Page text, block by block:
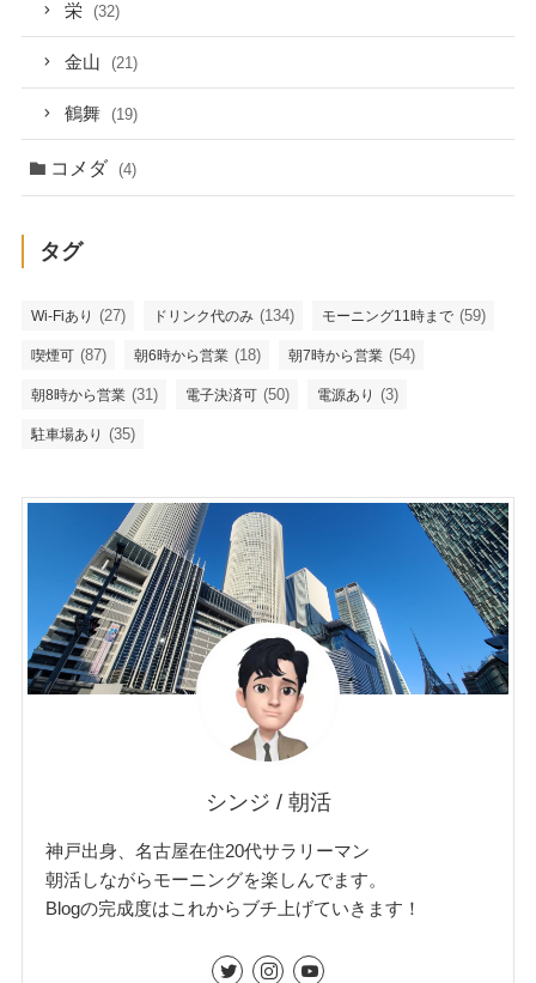
栄 (32)
金山 (21)
鶴舞 (19)
コメダ (4)
タグ
Wi-Fiあり (27) ドリンク代のみ (134) モーニング11時まで (59)
喫煙可 (87) 朝6時から営業 (18) 朝7時から営業 (54)
朝8時から営業 (31) 電子決済可 (50) 電源あり (3)
駐車場あり (35)
シンジ / 朝活
神戸出身、名古屋在住20代サラリーマン
朝活しながらモーニングを楽しんでます。
Blogの完成度はこれからブチ上げていきます！